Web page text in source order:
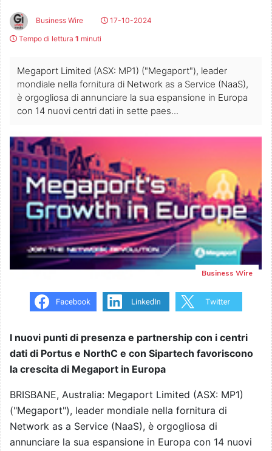
Business Wire
17-10-2024
Tempo di lettura 1 minuti
Megaport Limited (ASX: MP1) ("Megaport"), leader
mondiale nella fornitura di Network as a Service (NaaS),
è orgogliosa di annunciare la sua espansione in Europa
con 14 nuovi centri dati in sette paes...
Business Wire
I nuovi punti di presenza e partnership con i centri
dati di Portus e NorthC e con Sipartech favoriscono
la crescita di Megaport in Europa
BRISBANE, Australia: Megaport Limited (ASX: MP1)
("Megaport"), leader mondiale nella fornitura di
Network as a Service (NaaS), è orgogliosa di
annunciare la sua espansione in Europa con 14 nuovi